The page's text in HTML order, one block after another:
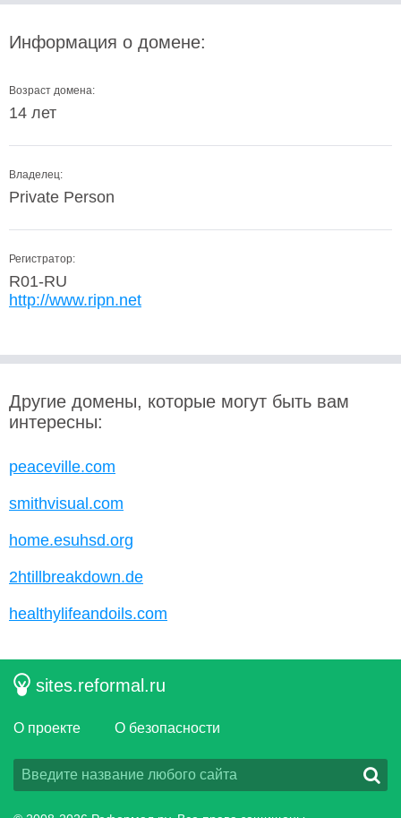
Информация о домене:
Возраст домена:
14 лет
Владелец:
Private Person
Регистратор:
R01-RU
http://www.ripn.net
Другие домены, которые могут быть вам
интересны:
peaceville.com
smithvisual.com
home.esuhsd.org
2htillbreakdown.de
healthylifeandoils.com
sites.reformal.ru
О проекте О безопасности